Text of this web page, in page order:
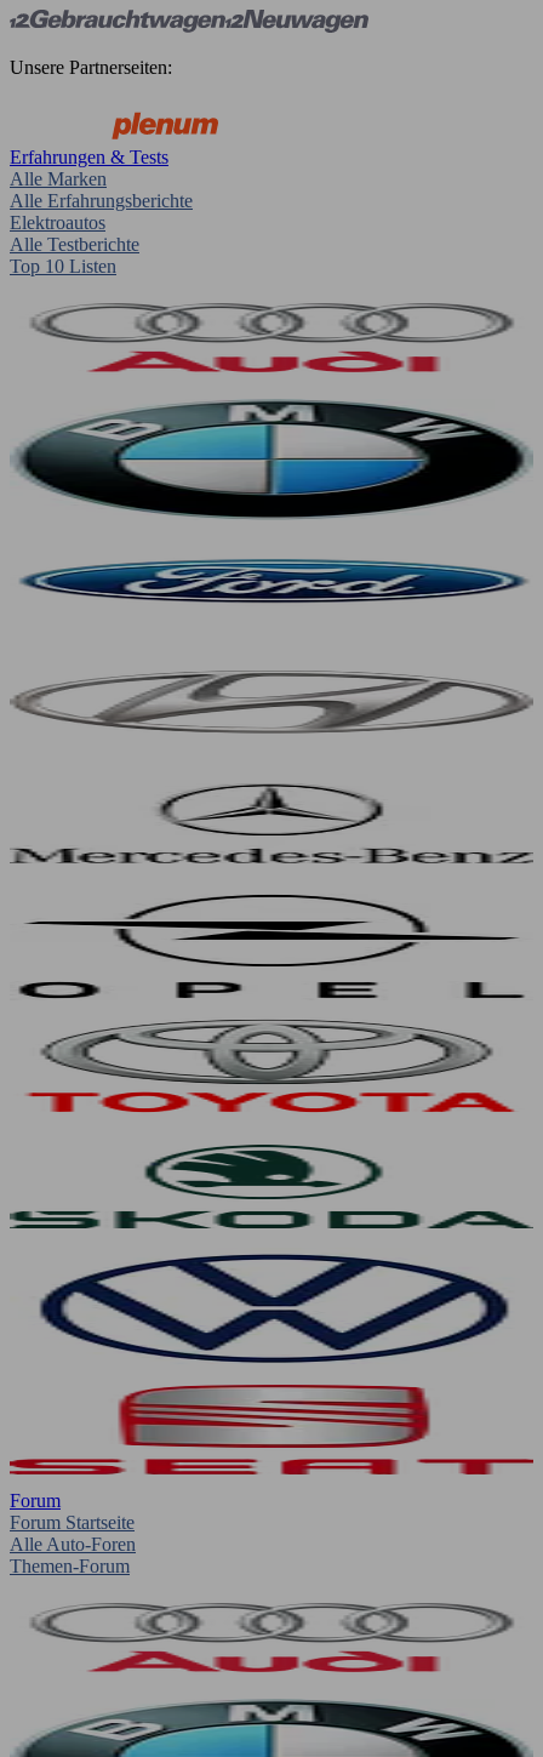
Unsere Partnerseiten:
Erfahrungen & Tests
Alle Marken
Alle Erfahrungsberichte
Elektroautos
Alle Testberichte
Top 10 Listen
Forum
Forum Startseite
Alle Auto-Foren
Themen-Forum